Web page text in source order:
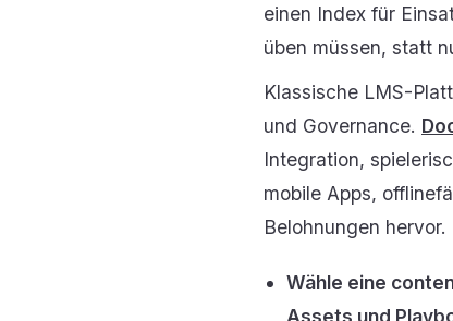
einen Index für
üben müssen, statt
Klassische LMS-
und Governance.
Integration,
mobile Apps,
Belohnungen hervor.
Wähle eine
Assets und